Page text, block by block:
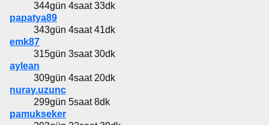
344gün 4saat 33dk
papatya89
343gün 4saat 41dk
emk87
315gün 3saat 30dk
aylean
309gün 4saat 20dk
nuray.uzunc
299gün 5saat 8dk
pamukseker